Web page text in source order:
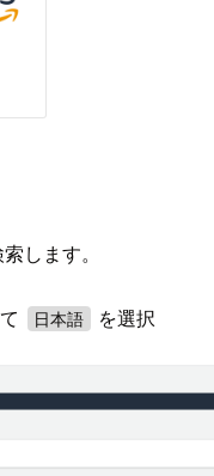
します。
日本語 を選択